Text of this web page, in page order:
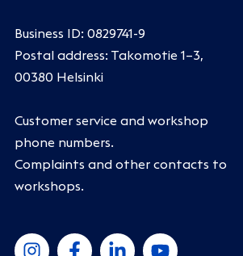
Business ID: 0829741-9
Postal address: Takomotie 1–3,
00380 Helsinki
Customer service and workshop
phone numbers.
Complaints and other contacts to
workshops.